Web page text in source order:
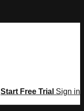
Start Free Trial Sign in